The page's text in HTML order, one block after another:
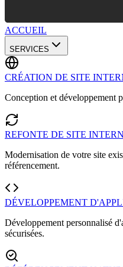
ACCUEIL
SERVICES
CRÉATION DE SITE
Conception et développement
REFONTE DE SITE
Modernisation de votre site
référencement.
DÉVELOPPEMENT
Développement personnalisé
sécurisées.